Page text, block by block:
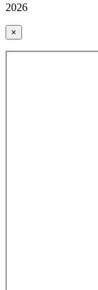
2026
×